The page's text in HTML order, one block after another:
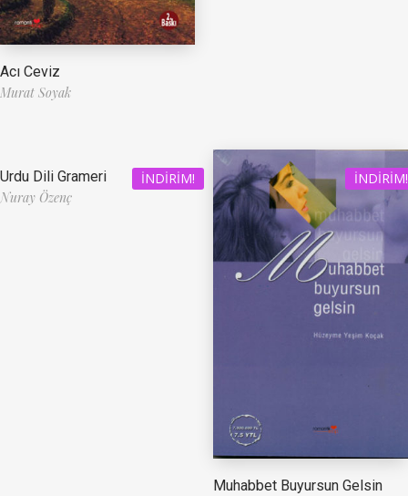
Acı Ceviz
Murat Soyak
İNDIRIM!
Urdu Dili Grameri
Nuray Özenç
İNDIRIM!
Muhabbet Buyursun Gelsin